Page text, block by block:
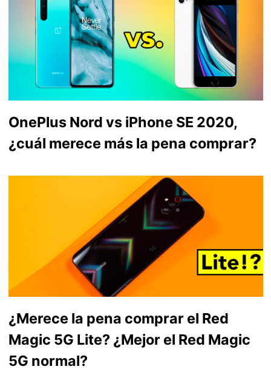
OnePlus Nord vs iPhone SE 2020,
¿cuál merece más la pena comprar?
¿Merece la pena comprar el Red
Magic 5G Lite? ¿Mejor el Red Magic
5G normal?